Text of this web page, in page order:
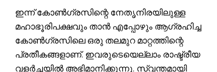
ഇന്ന് കോണ്‍ഗ്രസിന്റെ നേതൃനിരയിലുള്ള
മഹാഭൂരിപക്ഷവും താന്‍ എപ്പോഴും ആഗ്രഹിച്ച
കോണ്‍ഗ്രസിലെ ഒരു തലമുറ മാറ്റത്തിന്റെ
പ്രതീകങ്ങളാണ്. ഇവരുടെയെല്ലാം രാഷ്ട്രീയ
വളര്‍ച്ചയില്‍ അഭിമാനിക്കുന്നു. സ്വന്തമായി